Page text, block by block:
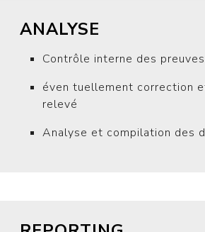
ANALYSE
Contrôle interne des
éven tuellement correction
relevé
Analyse et compilation des